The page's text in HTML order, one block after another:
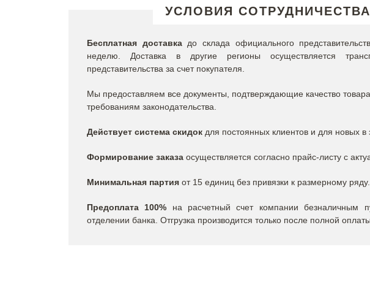
УСЛОВИЯ
Бесплатная доставкадо склада официального
неделю. Доставка в другие регионы осуществляется
представительства за счет покупателя.
Мы предоставляем все документы, подтверждающие качество
требованиям законодательства.
Действует система скидок для постоянных клиентов и для новых
Формирование заказа осуществляется согласно прайс-листу с
Минимальная партия от 15 единиц без привязки к размерному ряду.
Предоплата 100% на расчетный счет компании безналичным
отделении банка. Отгрузка производится только после полной